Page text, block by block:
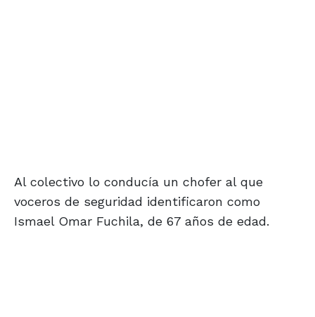
Al colectivo lo conducía un chofer al que
voceros de seguridad identificaron como
Ismael Omar Fuchila, de 67 años de edad.